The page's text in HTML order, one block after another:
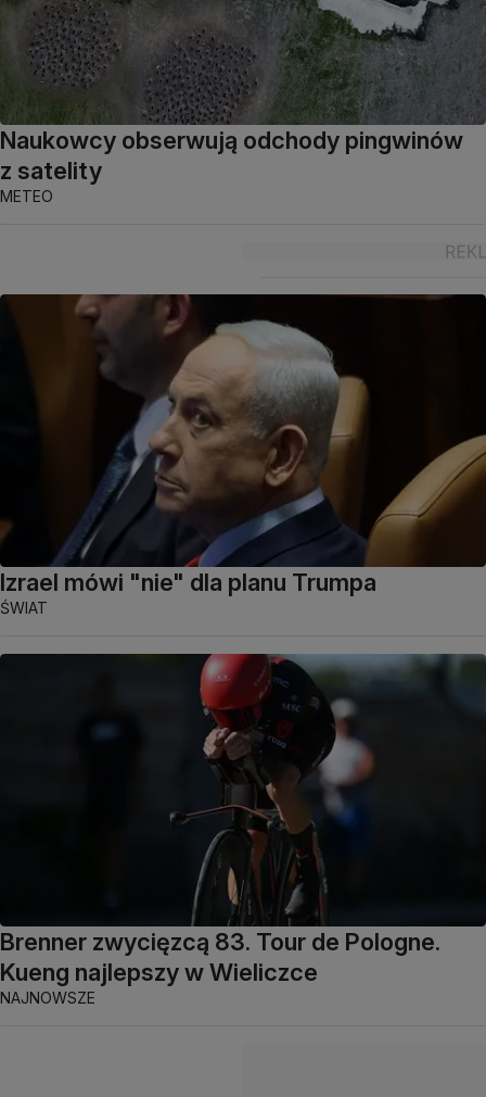
Naukowcy obserwują odchody pingwinów
z satelity
METEO
Izrael mówi "nie" dla planu Trumpa
ŚWIAT
Brenner zwycięzcą 83. Tour de Pologne.
Kueng najlepszy w Wieliczce
NAJNOWSZE